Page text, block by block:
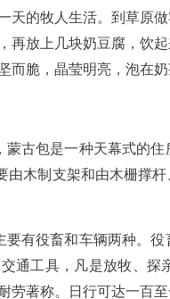
天的牧人生活。到草原
再放上几块奶豆腐，饮
而脆，晶莹明亮，泡在
古包是一种天幕式的住
由木制支架和由木栅撑
有役畜和车辆两种。役
通工具，凡是放牧、
劳著称。日行可达一百